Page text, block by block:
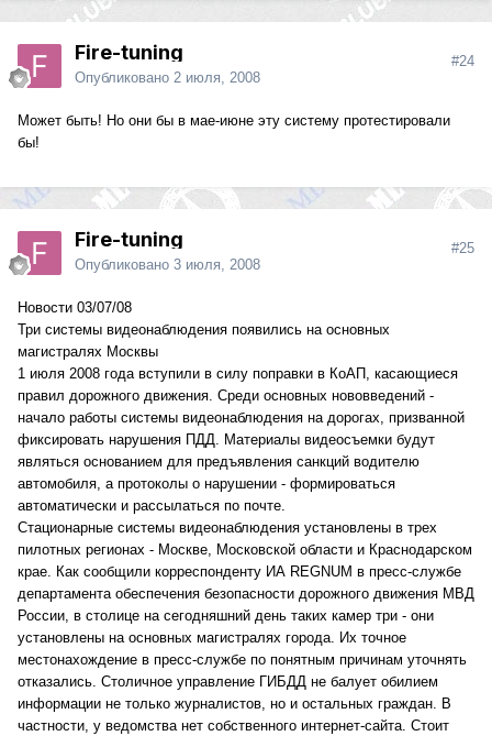
Fire-tuning
Опубликовано 2 июля, 2008
#24
Может быть! Но они бы в мае-июне эту систему протестировали
бы!
Fire-tuning
Опубликовано 3 июля, 2008
#25
Новости 03/07/08
Три системы видеонаблюдения появились на основных
магистралях Москвы
1 июля 2008 года вступили в силу поправки в КоАП, касающиеся
правил дорожного движения. Среди основных нововведений -
начало работы системы видеонаблюдения на дорогах, призванной
фиксировать нарушения ПДД. Материалы видеосъемки будут
являться основанием для предъявления санкций водителю
автомобиля, а протоколы о нарушении - формироваться
автоматически и рассылаться по почте.
Стационарные системы видеонаблюдения установлены в трех
пилотных регионах - Москве, Московской области и Краснодарском
крае. Как сообщили корреспонденту ИА REGNUM в пресс-службе
департамента обеспечения безопасности дорожного движения МВД
России, в столице на сегодняшний день таких камер три - они
установлены на основных магистралях города. Их точное
местонахождение в пресс-службе по понятным причинам уточнять
отказались. Столичное управление ГИБДД не балует обилием
информации не только журналистов, но и остальных граждан. В
частности, у ведомства нет собственного интернет-сайта. Стоит